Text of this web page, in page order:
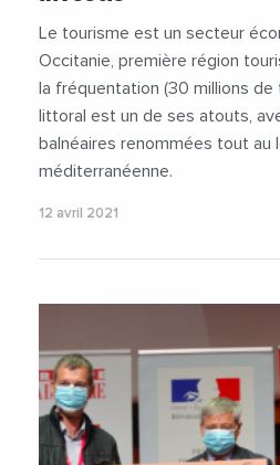
Le tourisme est un secteur
Occitanie, première région
la fréquentation (30 millions de
littoral est un de ses atouts,
balnéaires renommées tout au
méditerranéenne.
12 avril 2021